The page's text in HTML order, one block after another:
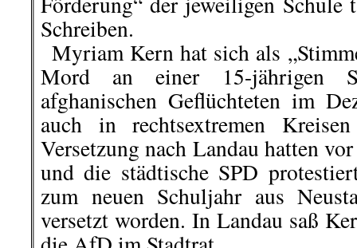
Schreiben.
Myriam Kern hat sich als
Mord an einer 15-jährigen
afghanischen Geflüchteten im
auch in rechtsextremen
Versetzung nach Landau hatten
und die städtische SPD
zum neuen Schuljahr aus
versetzt worden. In Landau saß